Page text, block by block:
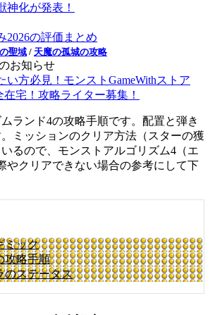
神化が発表！
2026の評価まとめ
聖域 / 天魔の孤城の攻略
お知らせ
い方必見！モンストGameWithストア
宅！攻略ライター募集！
ランド4の攻略手順です。配置と弾き
ミッションのクリア方法（スターの獲
るので、モンストアルゴリズム4（エ
やクリアできない場合の参考にして下
ミック
攻略手順
のステータス